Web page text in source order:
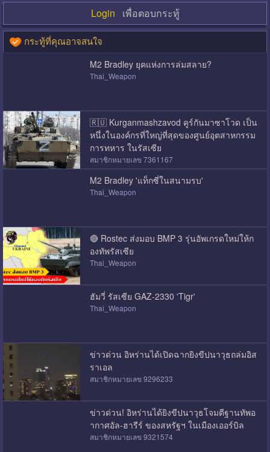
Login เพื่อตอบกระทู้
กระทู้ที่คุณอาจสนใจ
M2 Bradley ยุคแห่งการล่มสลาย?
Thai_Weapon
🇷🇺 Kurganmashzavod คูร์กันมาซาโวด เป็น
หนึ่งในองค์กรที่ใหญ่ที่สุดของศูนย์อุตสาหกรรม
การทหาร ในรัสเซีย
สมาชิกหมายเลข 7361167
M2 Bradley 'แท็กซี่ในสนามรบ'
Thai_Weapon
🔴 Rostec ส่งมอบ BMP 3 รุ่นอัพเกรดใหม่ให้ก
องทัพรัสเซีย
Thai_Weapon
ฮัมวี่ รัสเซีย GAZ-2330 'Tigr'
Thai_Weapon
ข่าวด่วน อิหร่านได้เปิดฉากยิงขีปนาวุธถล่มอิส
ราเอล
สมาชิกหมายเลข 9296233
ข่าวด่วน! อิหร่านได้ยิงขีปนาวุธโจมตีฐานทัพอ
ากาศอัล-ฮารีร์ ของสหรัฐฯ ในเมืองเออร์บิล
สมาชิกหมายเลข 9321574